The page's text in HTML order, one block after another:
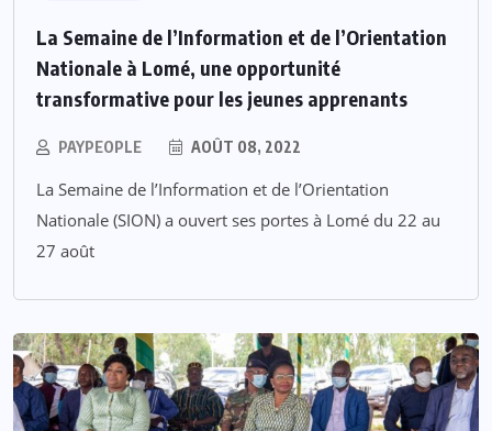
La Semaine de l’Information et de l’Orientation
Nationale à Lomé, une opportunité
transformative pour les jeunes apprenants
PAYPEOPLE AOÛT 08, 2022
La Semaine de l’Information et de l’Orientation
Nationale (SION) a ouvert ses portes à Lomé du 22 au
27 août